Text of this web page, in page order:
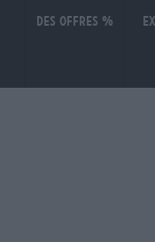
Des offres %